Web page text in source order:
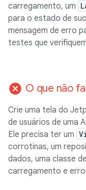
carregamento, um
para o estado de
mensagem de erro
testes que
cancel O que não
Crie uma tela do
de usuários de uma
Ele precisa ter um
corrotinas, um
dados, uma classe
carregamento e